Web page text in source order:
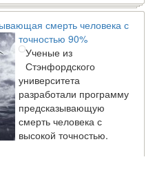
смерть человека с
точностью 90%
Ученые из
Стэнфордского
университета
разработали программу
предсказывающую
смерть человека с
высокой точностью.